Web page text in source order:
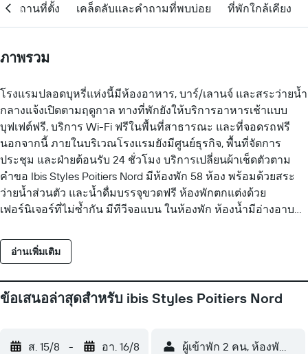
สถานที่ตั้ง เคล็ดลับและคำถามที่พบบ่อย ที่พักใกล้เคียง
ภาพรวม
โรงแรมปลอดบุหรี่แห่งนี้มีห้องอาหาร, บาร์/เลานจ์ และสระว่ายน้ำ
กลางแจ้งเปิดตามฤดูกาล ทางที่พักยังให้บริการอาหารเช้าแบบ
บุฟเฟต์ฟรี, บริการ Wi-Fi ฟรีในพื้นที่สาธารณะ และที่จอดรถฟรี
นอกจากนี้ ภายในบริเวณโรงแรมยังมีศูนย์ธุรกิจ, พื้นที่จัดการ
ประชุม และฝ่ายต้อนรับ 24 ชั่วโมง บริการเปลี่ยนผ้าเช็ดตัวตาม
คำขอ Ibis Styles Poitiers Nord มีห้องพัก 58 ห้อง พร้อมด้วยสระ
ว่ายน้ำส่วนตัว และน้ำดื่มบรรจุขวดฟรี ห้องพักตกแต่งด้วย
เฟอร์นิเจอร์ที่ไม่ซ้ำกัน มีทีวีจอแบน ในห้องพัก ห้องน้ำมีอ่างอาบน้ำ
บริการฟรี สามารถขอเตารีด/โต๊ะรีดผ้า บริการเปลี่ยนผ้าเช็ดตัว
ตามคำขอ และบริการเปลี่ยนผ้าปูที่นอนตามคำขอเพิ่มเติมได้ มี
สันทนาการที่โรงแรม รวมถึง สระว่ายน้ำกลางแจ้งเปิดตามฤดูกาล
กิจกรรมนันทนาการที่ระบุด้านล่างนี้มีให้บริการภายในบริเวณ
อ่านเพิ่มเติม
ข้อเสนอล่าสุดสำหรับ ibis Styles Poitiers Nord
ส. 15/8 - อา. 16/8 ผู้เข้าพัก 2 คน, ห้องพัก 1 ห้